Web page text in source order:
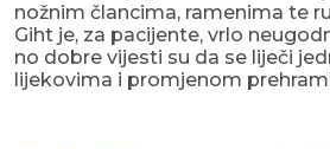
nožnim člancima, ramenima te
Giht je, za pacijente, vrlo
no dobre vijesti su da se liječi
lijekovima i promjenom